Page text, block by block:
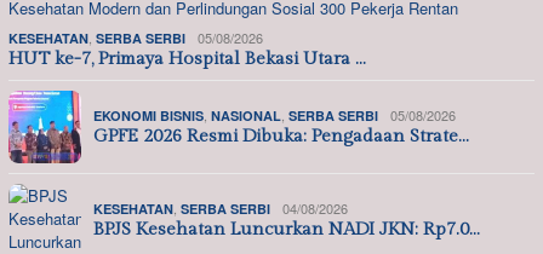
KESEHATAN SERBA SERBI 05/08/2026
HUT ke-7, Primaya Hospital Bekasi Utara …
EKONOMI BISNIS NASIONAL SERBA SERBI 05/08/2026
GPFE 2026 Resmi Dibuka: Pengadaan Strate…
KESEHATAN SERBA SERBI 04/08/2026
BPJS Kesehatan Luncurkan NADI JKN: Rp7.0…